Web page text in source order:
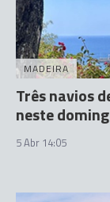
MADEIRA
Três navios
neste
5 Abr 14:05